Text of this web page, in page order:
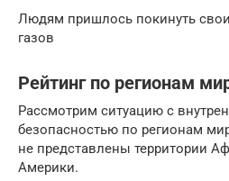
Людям пришлось покинуть
газов
Рейтинг по регионам
Рассмотрим ситуацию с
безопасностью по регионам
не представлены территории
Америки.